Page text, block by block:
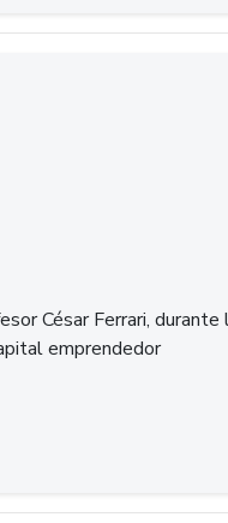
César Ferrari, durante
emprendedor